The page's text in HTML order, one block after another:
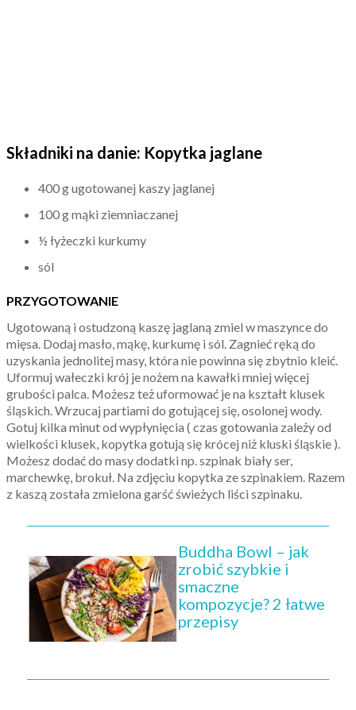
Składniki na danie: Kopytka jaglane
400 g ugotowanej kaszy jaglanej
100 g mąki ziemniaczanej
½ łyżeczki kurkumy
sól
PRZYGOTOWANIE
Ugotowaną i ostudzoną kaszę jaglaną zmiel w maszynce do
mięsa. Dodaj masło, mąkę, kurkumę i sól. Zagnieć ręką do
uzyskania jednolitej masy, która nie powinna się zbytnio kleić.
Uformuj wałeczki krój je nożem na kawałki mniej więcej
grubości palca. Możesz też uformować je na kształt klusek
śląskich. Wrzucaj partiami do gotującej się, osolonej wody.
Gotuj kilka minut od wypłynięcia ( czas gotowania zależy od
wielkości klusek, kopytka gotują się krócej niż kluski śląskie ).
Możesz dodać do masy dodatki np. szpinak biały ser,
marchewkę, brokuł. Na zdjęciu kopytka ze szpinakiem. Razem
z kaszą została zmielona garść świeżych liści szpinaku.
Buddha Bowl – jak
zrobić szybkie i
smaczne
kompozycje? 2 łatwe
przepisy